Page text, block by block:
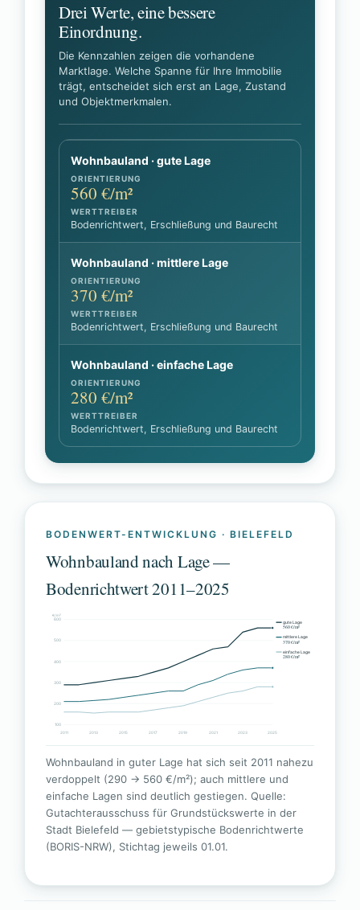
Drei Werte, eine bessere
Einordnung.
Die Kennzahlen zeigen die vorhandene
Marktlage. Welche Spanne für Ihre Immobilie
trägt, entscheidet sich erst an Lage, Zustand
und Objektmerkmalen.
Wohnbauland · gute Lage
560 €/m²
Bodenrichtwert, Erschließung und Baurecht
Wohnbauland · mittlere Lage
370 €/m²
Bodenrichtwert, Erschließung und Baurecht
Wohnbauland · einfache Lage
280 €/m²
Bodenrichtwert, Erschließung und Baurecht
BODENWERT-ENTWICKLUNG · BIELEFELD
Wohnbauland nach Lage —
Bodenrichtwert 2011–2025
€/m²
100
200
300
400
500
600
2011 2013 2015 2017 2019 2021 2023 2025
gute Lage
560 €/m²
mittlere Lage
370 €/m²
einfache Lage
280 €/m²
Wohnbauland in guter Lage hat sich seit 2011 nahezu
verdoppelt (290 → 560 €/m²); auch mittlere und
einfache Lagen sind deutlich gestiegen. Quelle:
Gutachterausschuss für Grundstückswerte in der
Stadt Bielefeld — gebietstypische Bodenrichtwerte
(BORIS-NRW), Stichtag jeweils 01.01.